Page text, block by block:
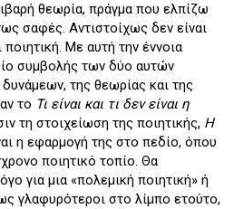
θεωρία, πράγμα που ελπίζω
σαφές. Αντιστοίχως δεν είναι
Με αυτή την έννοια
συμβολής των δύο αυτών
της θεωρίας και της
το Τι είναι και τι δεν είναι η
τη στοιχείωση της ποιητικής, Η
η εφαρμογή της στο πεδίο, όπου
ποιητικό τοπίο. Θα
για μια «πολεμική ποιητική» ή
γλαφυρότεροι στο λίμπο ετούτο,